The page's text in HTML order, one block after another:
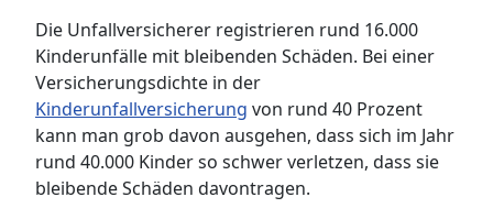
Die Unfallversicherer registrieren rund 16.000
Kinderunfälle mit bleibenden Schäden. Bei einer
Versicherungsdichte in der
Kinderunfallversicherung von rund 40 Prozent
kann man grob davon ausgehen, dass sich im Jahr
rund 40.000 Kinder so schwer verletzen, dass sie
bleibende Schäden davontragen.